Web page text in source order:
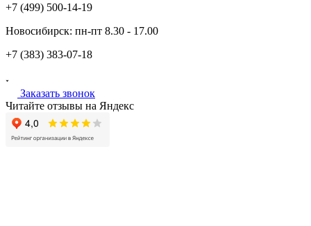
+7 (499) 500-14-19
Новосибирск: пн-пт 8.30 - 17.00
+7 (383) 383-07-18
Заказать звонок
Читайте отзывы на Яндекс